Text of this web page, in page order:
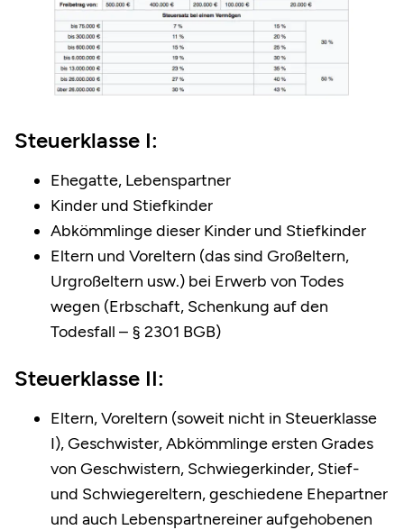
Steuerklasse I:
Ehegatte, Lebenspartner
Kinder und Stiefkinder
Abkömmlinge dieser Kinder und Stiefkinder
Eltern und Voreltern (das sind Großeltern,
Urgroßeltern usw.) bei Erwerb von Todes
wegen (Erbschaft, Schenkung auf den
Todesfall – § 2301 BGB)
Steuerklasse II:
Eltern, Voreltern (soweit nicht in Steuerklasse
I), Geschwister, Abkömmlinge ersten Grades
von Geschwistern, Schwiegerkinder, Stief-
und Schwiegereltern, geschiedene Ehepartner
und auch Lebenspartnereiner aufgehobenen